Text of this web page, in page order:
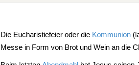
Die Eucharistiefeier oder die Kommunion
Messe in Form von Brot und Wein an die